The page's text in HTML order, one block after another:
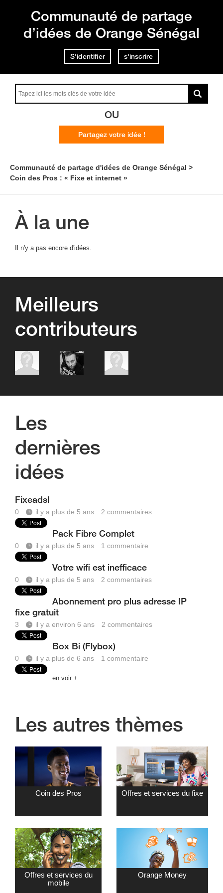
Communauté de partage
d’idées de Orange Sénégal
S'identifier s'inscrire
OU
Partagez votre idée !
Communauté de partage d'idées de Orange Sénégal
Coin des Pros : « Fixe et internet »
À la une
Il n'y a pas encore d'idées.
Meilleurs
contributeurs
Les
dernières
idées
Fixeadsl
0 il y a plus de 5 ans 2 commentaires
Pack Fibre Complet
0 il y a plus de 5 ans 1 commentaire
Votre wifi est inefficace
0 il y a plus de 5 ans 2 commentaires
Abonnement pro plus adresse IP
fixe gratuit
3 il y a environ 6 ans 2 commentaires
Box Bi (Flybox)
0 il y a plus de 6 ans 1 commentaire
en voir +
Les autres thèmes
Coin des Pros Offres et services du fixe
Offres et services du
mobile
Orange Money
Formulaire Inscription aux tests du CTC
Devenez testeur et testez les futurs produits et services
Orange